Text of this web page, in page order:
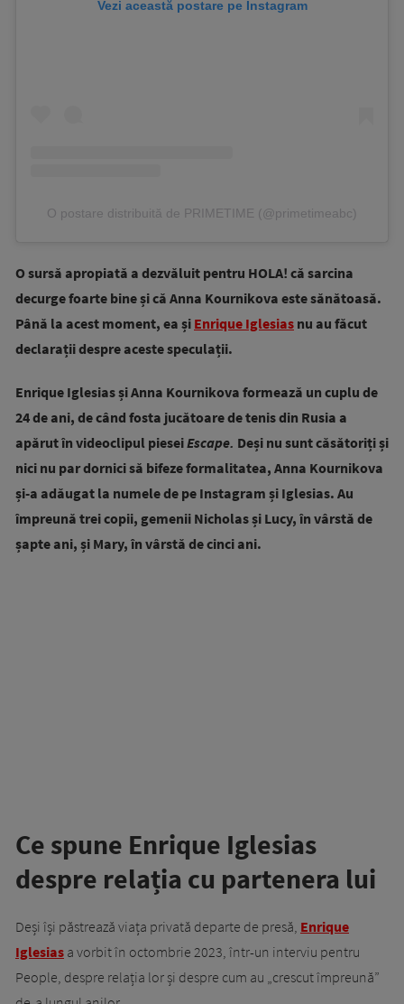
Vezi această postare pe Instagram
O postare distribuită de PRIMETIME (@primetimeabc)
O sursă apropiată a dezvăluit pentru HOLA! că sarcina
decurge foarte bine și că Anna Kournikova este sănătoasă.
Până la acest moment, ea și Enrique Iglesias nu au făcut
declarații despre aceste speculații.
Enrique Iglesias și Anna Kournikova formează un cuplu de
24 de ani, de când fosta jucătoare de tenis din Rusia a
apărut în videoclipul pieseiEscape. Deși nu sunt căsătoriți și
nici nu par dornici să bifeze formalitatea, Anna Kournikova
și-a adăugat la numele de pe Instagram și Iglesias. Au
împreună trei copii, gemenii Nicholas și Lucy, în vârstă de
șapte ani, și Mary, în vârstă de cinci ani.
Ce spune Enrique Iglesias
despre relația cu partenera lui
Deși își păstrează viața privată departe de presă, Enrique
Iglesias a vorbit în octombrie 2023, într-un interviu pentru
People, despre relația lor și despre cum au „crescut împreună”